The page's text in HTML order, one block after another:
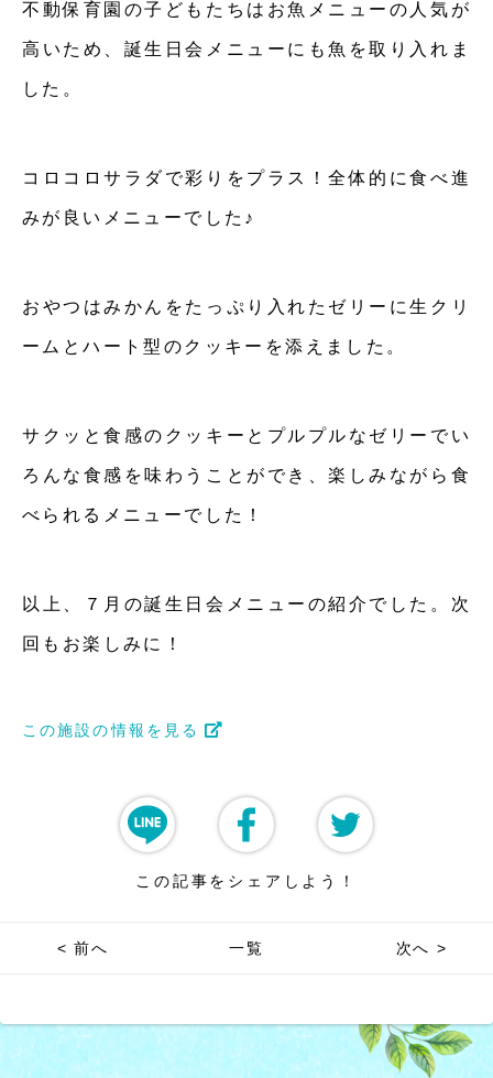
不動保育園の子どもたちはお魚メニューの人気が
高いため、誕生日会メニューにも魚を取り入れま
した。
コロコロサラダで彩りをプラス！全体的に食べ進
みが良いメニューでした♪
おやつはみかんをたっぷり入れたゼリーに生クリ
ームとハート型のクッキーを添えました。
サクッと食感のクッキーとプルプルなゼリーでい
ろんな食感を味わうことができ、楽しみながら食
べられるメニューでした！
以上、７月の誕生日会メニューの紹介でした。次
回もお楽しみに！
この施設の情報を見る
この記事をシェアしよう！
< 前へ 一覧 次へ >